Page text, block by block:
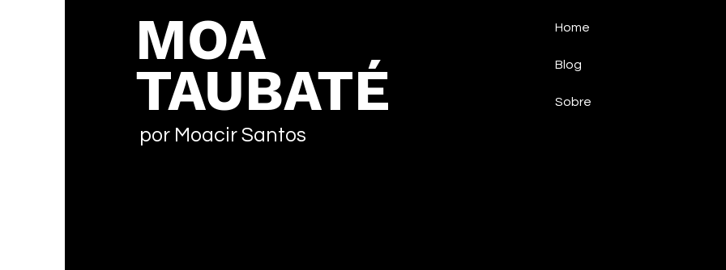
MOA
TAUBATÉ
por Moacir Santos
Home
Blog
Sobre